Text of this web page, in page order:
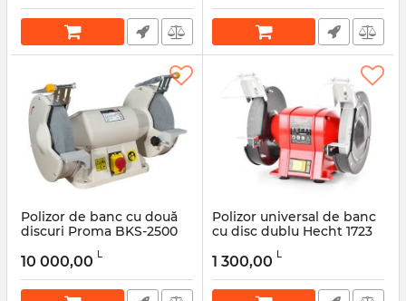
Polizor de banc cu două
discuri Proma BKS-2500
10 000,00 L
Polizor universal de banc
cu disc dublu Hecht 1723
45775
1 300,00 L